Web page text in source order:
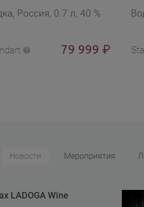
подарочной упаковке
Россия, 0.7 л, 40 %
79 999 ₽
Новости Мероприятия
LADOGA Wine